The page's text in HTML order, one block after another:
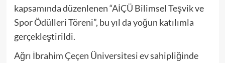
kapsamında düzenlenen “AİÇÜ Bilimsel Teşvik ve
Spor Ödülleri Töreni”, bu yıl da yoğun katılımla
gerçekleştirildi.
Ağrı İbrahim Çeçen Üniversitesi ev sahipliğinde